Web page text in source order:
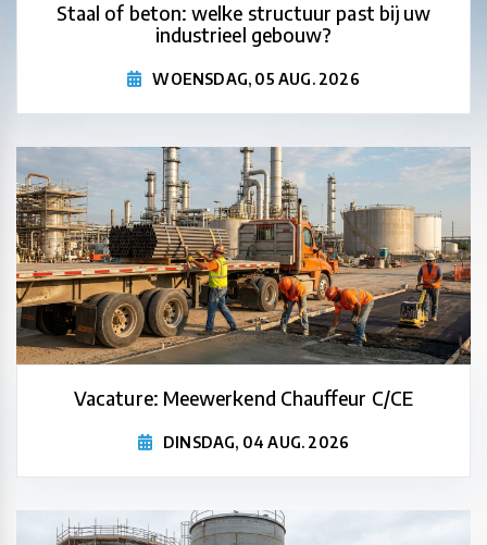
Staal of beton: welke structuur past bij uw
industrieel gebouw?
WOENSDAG, 05 AUG. 2026
Vacature: Meewerkend Chauffeur C/CE
DINSDAG, 04 AUG. 2026